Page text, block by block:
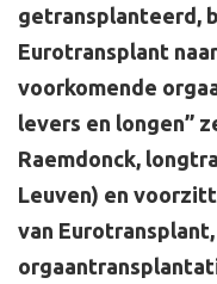
getransplanteerd,
Eurotransplant
voorkomende
levers en longen”
Raemdonck,
Leuven) en
van